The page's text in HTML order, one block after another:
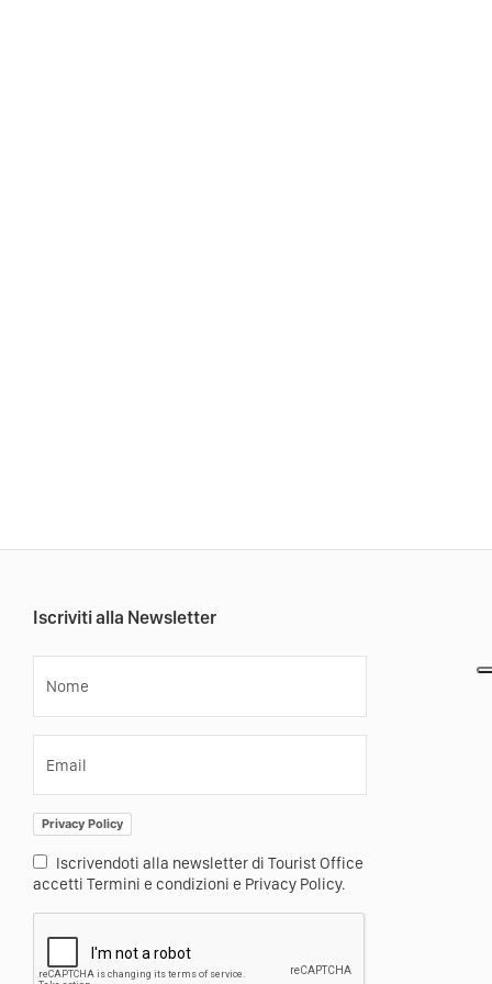
Iscriviti alla Newsletter
Nome
Email
Privacy Policy
Iscrivendoti alla newsletter di Tourist Office
accetti Termini e condizioni e Privacy Policy.